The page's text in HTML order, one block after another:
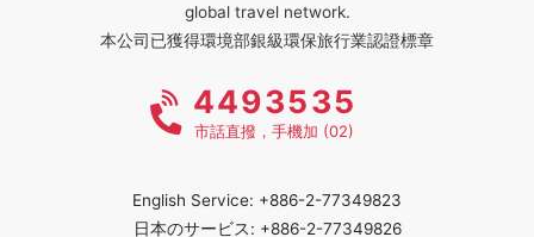
global travel network.
本公司已獲得環境部銀級環保旅行業認證標章
4493535
市話直撥，手機加 (02)
English Service: +886-2-77349823
日本のサービス: +886-2-77349826